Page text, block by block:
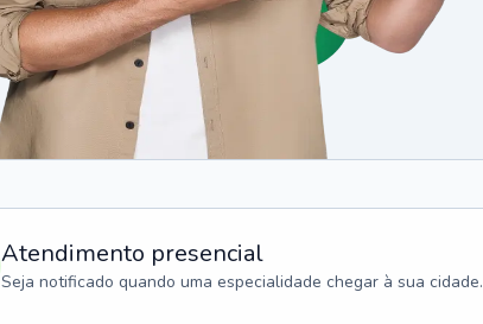
Atendimento presencial
Seja notificado quando uma especialidade chegar à sua cidade.